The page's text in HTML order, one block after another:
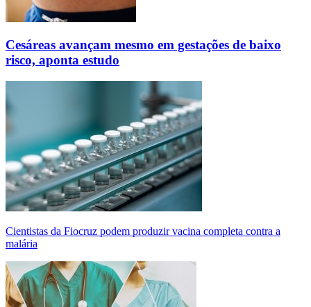
Cesáreas avançam mesmo em gestações de baixo
risco, aponta estudo
Cientistas da Fiocruz podem produzir vacina completa contra a
malária